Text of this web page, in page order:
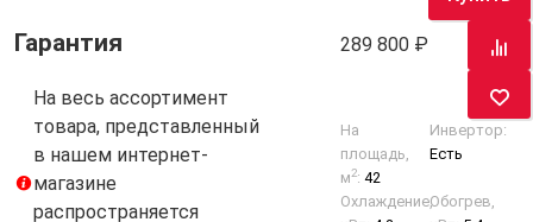
Гарантия
На весь ассортимент
товара, представленный
в нашем интернет-
магазине
распространяется
289 800
На
площадь,
м2:42
Инвертор:
Есть
Охлаждение,Обогрев,